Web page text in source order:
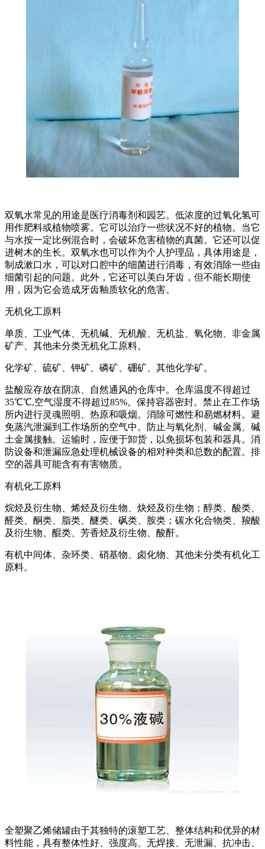
双氧水常见的用途是医疗消毒剂和园艺。低浓度的过氧化氢可
用作肥料或植物喷雾。它可以治疗一些状况不好的植物。当它
与水按一定比例混合时，会破坏危害植物的真菌。它还可以促
进树木的生长。双氧水也可以作为个人护理品，具体用途是，
制成漱口水，可以对口腔中的细菌进行消毒，有效消除一些由
细菌引起的问题。此外，它还可以美白牙齿，但不能长期使
用，因为它会造成牙齿釉质软化的危害。
无机化工原料
单质、工业气体、无机碱、无机酸、无机盐、氧化物、非金属
矿产、其他未分类无机化工原料。
化学矿、硫矿、钾矿、磷矿、硼矿、其他化学矿。
盐酸应存放在阴凉、自然通风的仓库中。仓库温度不得超过
35℃℃,空气湿度不得超过85%。保持容器密封。禁止在工作场
所内进行灵魂照明、热原和吸烟。消除可燃性和易燃材料。避
免蒸汽泄漏到工作场所的空气中。防止与氧化剂、碱金属、碱
土金属接触。运输时，应便于卸货，以免损坏包装和器具。消
防设备和泄漏应急处理机械设备的相对种类和总数的配置。排
空的器具可能含有有害物质。
有机化工原料
烷烃及衍生物、烯烃及衍生物、炔烃及衍生物；醇类、酸类、
醛类、酮类、脂类、醚类、砜类、胺类；碳水化合物类、羧酸
及衍生物、醌类、芳香烃及衍生物、酸酐。
有机中间体、杂环类、硝基物、卤化物、其他未分类有机化工
原料。
全塑聚乙烯储罐由于其独特的滚塑工艺、整体结构和优异的材
料性能，具有整体性好、强度高、无焊接、无泄漏、抗冲击、